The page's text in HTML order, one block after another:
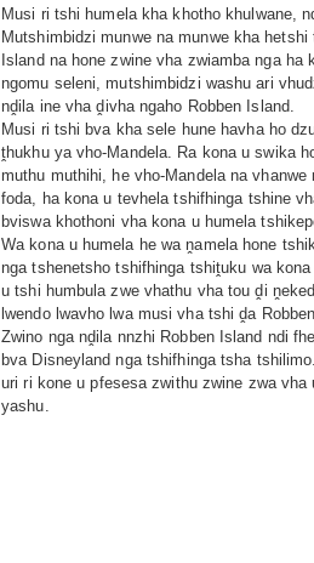
Musi ri tshi humela kha khotho khulwane,
Mutshimbidzi munwe na munwe kha
Island na hone zwine vha zwiamba nga
ngomu seleni, mutshimbidzi washu ari
nḓila ine vha ḓivha ngaho Robben Island.
Musi ri tshi bva kha sele hune havha ho
ṱhukhu ya vho-Mandela. Ra kona u swika
muthu muthihi, he vho-Mandela na
foda, ha kona u tevhela tshifhinga tshine
bviswa khothoni vha kona u humela
Wa kona u humela he wa ṋamela hone
nga tshenetsho tshifhinga tshiṱuku wa
u tshi humbula zwe vhathu vha tou ḓi
lwendo lwavho lwa musi vha tshi ḓa
Zwino nga nḓila nnzhi Robben Island ndi
bva Disneyland nga tshifhinga tsha
uri ri kone u pfesesa zwithu zwine zwa
yashu.